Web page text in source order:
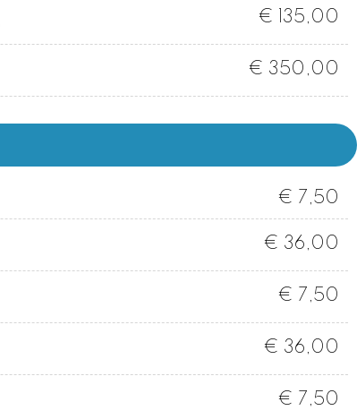
€ 135,00
€ 350,00
€ 7,50
€ 36,00
€ 7,50
€ 36,00
€ 7,50